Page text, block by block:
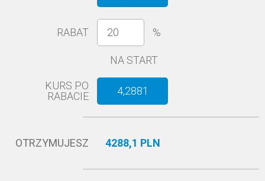
RABAT %
NA START
KURS PO
RABACIE
4,2881
OTRZYMUJESZ 4288,1 PLN